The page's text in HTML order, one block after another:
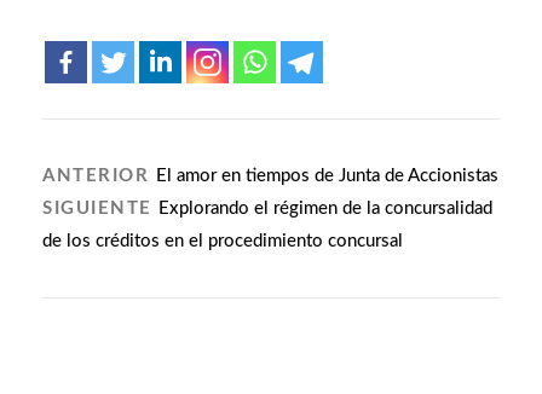
ANTERIOR El amor en tiempos de Junta de Accionistas
SIGUIENTE
Explorando el régimen de la concursalidad
de los créditos en el procedimiento concursal